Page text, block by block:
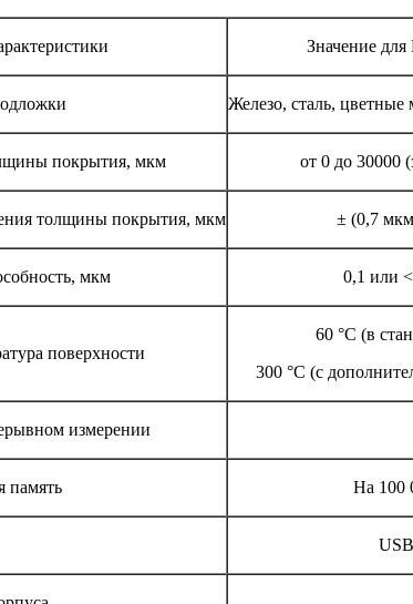
Значение
Железо, сталь,
покрытия, мкм от 0 до 30000
толщины покрытия, мкм ± (0,7
мкм 0,1 или
поверхности
60 °С (в
300 °С (с
измерении
память На 100